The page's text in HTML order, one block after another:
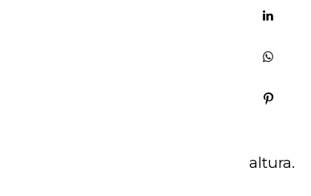
altura.